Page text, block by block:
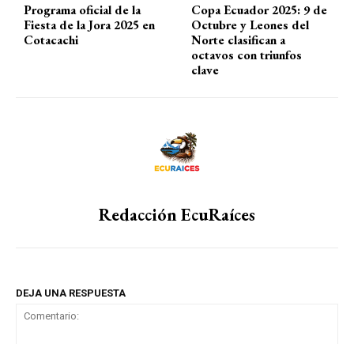
Programa oficial de la
Fiesta de la Jora 2025 en
Cotacachi
Copa Ecuador 2025: 9 de
Octubre y Leones del
Norte clasifican a
octavos con triunfos
clave
Redacción EcuRaíces
DEJA UNA RESPUESTA